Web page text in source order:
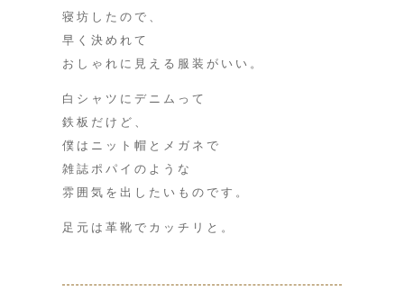
寝坊したので、
早く決めれて
おしゃれに見える服装がいい。
白シャツにデニムって
鉄板だけど、
僕はニット帽とメガネで
雑誌ポパイのような
雰囲気を出したいものです。
足元は革靴でカッチリと。